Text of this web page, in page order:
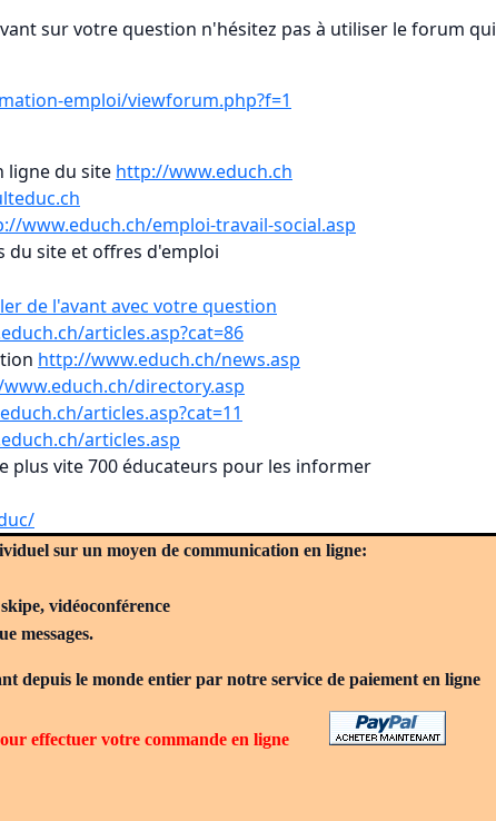
sur votre question n'hésitez pas à utiliser le forum
emploi/viewforum.php?f=1
ligne du site http://www.educh.ch
www.educh.ch/emploi-travail-social.asp
du site et offres d'emploi
de l'avant avec votre question
articles.asp?cat=86
http://www.educh.ch/news.asp
directory.asp
articles.asp?cat=11
articles.asp
plus vite 700 éducateurs pour les informer
sur un moyen de communication en ligne:
vidéoconférence
messages.
depuis le monde entier par notre service de paiement en ligne
effectuer votre commande en ligne